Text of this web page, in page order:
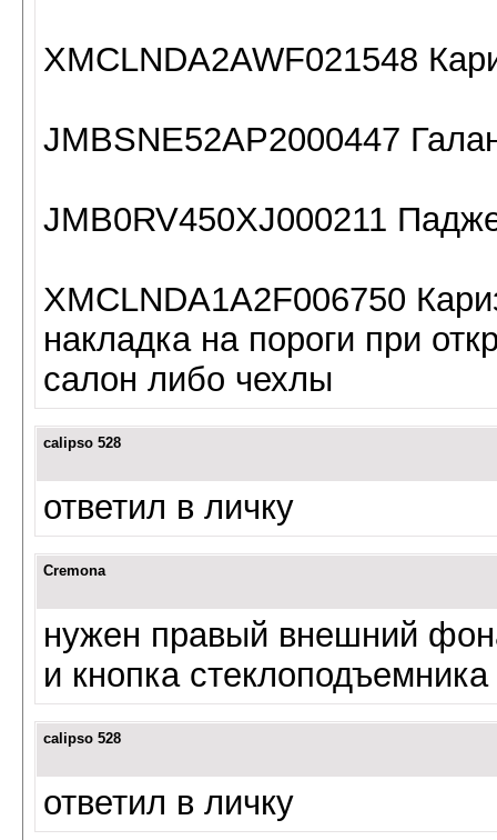
XMCLNDA2AWF021548
JMBSNE52AP2000447
JMB0RV450XJ000211
XMCLNDA1A2F006750
накладка на пороги при
салон либо чехлы
calipso 528
ответил в личку
Cremona
нужен правый внешний
и кнопка
calipso 528
ответил в личку